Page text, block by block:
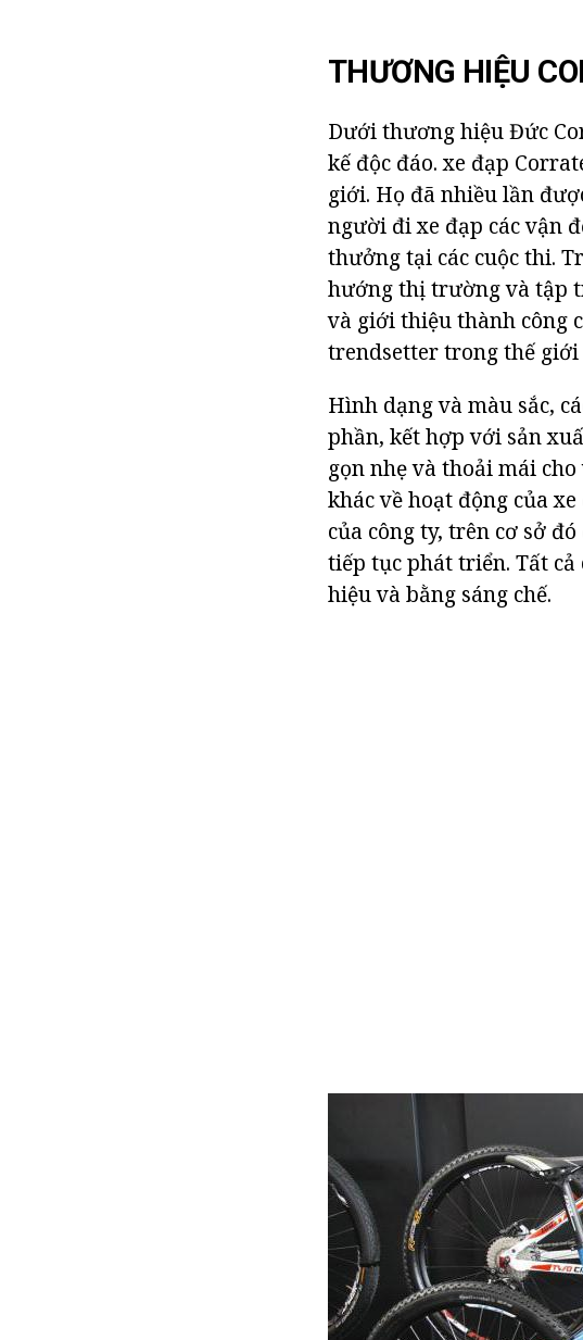
THƯƠNG HIỆU
Dưới thương hiệu Đức
kế độc đáo. xe đạp
giới. Họ đã nhiều lần
người đi xe đạp các vận
thưởng tại các cuộc thi.
hướng thị trường và tập
và giới thiệu thành công
trendsetter trong thế giới
Hình dạng và màu sắc,
phần, kết hợp với sản
gọn nhẹ và thoải mái
khác về hoạt động của
của công ty, trên cơ sở
tiếp tục phát triển. Tất
hiệu và bằng sáng chế.